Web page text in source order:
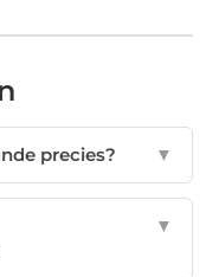
precies? ▼
▼